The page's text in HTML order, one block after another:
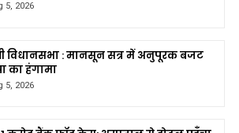
5, 2026
विधानसभा : मानसून सत्र में अनुपूरक बजट
का हंगामा
5, 2026